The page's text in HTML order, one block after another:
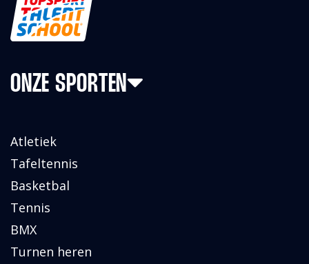
ONZE SPORTEN
Atletiek
Tafeltennis
Basketbal
Tennis
BMX
Turnen heren